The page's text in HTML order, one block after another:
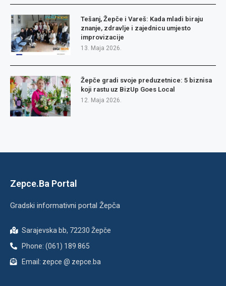
Tešanj, Žepče i Vareš: Kada mladi biraju
znanje, zdravlje i zajednicu umjesto
improvizacije
13. Maja 2026.
Žepče gradi svoje preduzetnice: 5 biznisa
koji rastu uz BizUp Goes Local
12. Maja 2026.
Zepce.Ba Portal
Gradski informativni portal Žepča
Sarajevska bb, 72230 Žepče
Phone: (061) 189 865
Email: zepce @ zepce.ba